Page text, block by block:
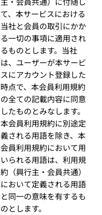
て、本サービスにおける
当社と会員の取引にかか
る一切の事項に適用され
るものとします。当社
は、ユーザーが本サービ
スにアカウント登録した
時点で、本会員利用規約
の全ての記載内容に同意
したものとみなします。
本会員利用規約に別途定
義される用語を除き、本
会員利用規約において用
いられる用語は、利用規
約（興行主・会員共通）
において定義される用語
と同一の意味を有するも
のとします。